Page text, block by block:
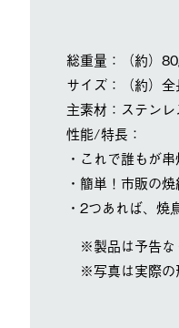
総重量：（約）
サイズ：（約）
主素材：ステンレ
性能/特長：
・これで誰もが串
・簡単！市販の
・2つあれば、焼
※製品は予告な
※写真は実際の